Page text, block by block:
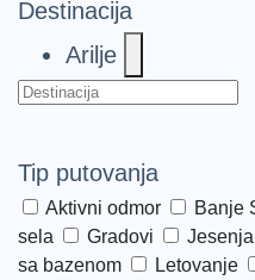
Destinacija
Arilje
Tip putovanja
Aktivni odmor Banje
sela
Gradovi
sa bazenom
Letovanje